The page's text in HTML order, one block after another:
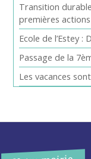
Transition
premières actions
Ecole de l’Estey
Passage de la
Les vacances